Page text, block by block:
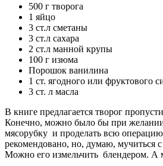
500 г творога
1 яйцо
3 ст.л сметаны
3 ст.л сахара
2 ст.л манной крупы
100 г изюма
Порошок ванилина
1 ст. ягодного или фруктового
3 ст. л масла
В книге предлагается творог
Конечно, можно было бы при
мясорубку и проделать всю
рекомендовано, но, думаю, мучиться
Можно его измельчить блендером. А